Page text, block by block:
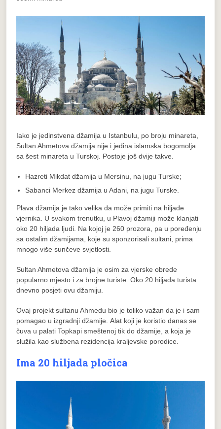
Iako je jedinstvena džamija u Istanbulu, po broju minareta,
Sultan Ahmetova džamija nije i jedina islamska bogomolja
sa šest minareta u Turskoj. Postoje još dvije takve.
Hazreti Mikdat džamija u Mersinu, na jugu Turske;
Sabanci Merkez džamija u Adani, na jugu Turske.
Plava džamija je tako velika da može primiti na hiljade
vjernika. U svakom trenutku, u Plavoj džamiji može klanjati
oko 20 hiljada ljudi. Na kojoj je 260 prozora, pa u poređenju
sa ostalim džamijama, koje su sponzorisali sultani, prima
mnogo više sunčeve svjetlosti.
Sultan Ahmetova džamija je osim za vjerske obrede
popularno mjesto i za brojne turiste. Oko 20 hiljada turista
dnevno posjeti ovu džamiju.
Ovaj projekt sultanu Ahmedu bio je toliko važan da je i sam
pomagao u izgradnji džamije. Alat koji je koristio danas se
čuva u palati Topkapi smeštenoj tik do džamije, a koja je
služila kao službena rezidencija kraljevske porodice.
Ima 20 hiljada pločica